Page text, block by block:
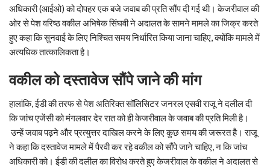
अधिकारी (आईओ) को दोपहर एक बजे जवाब की प्रति सौंप दी गई थी। केजरीवाल की
ओर से पेश वरिष्ठ वकील अभिषेक सिंघवी ने अदालत के सामने मामले का जिक्र करते
हुए कहा कि सुनवाई के लिए निश्चित समय निर्धारित किया जाना चाहिए, क्योंकि मामले में
अत्यधिक तात्कालिकता है।
वकील को दस्तावेज सौंपे जाने की मांग
हालांकि, ईडी की तरफ से पेश अतिरिक्त सॉलिसिटर जनरल एसवी राजू ने दलील दी
कि जांच एजेंसी को मंगलवार देर रात को ही केजरीवाल के जवाब की प्रति मिली है।
उन्हें जवाब पढ़ने और प्रत्युत्तर दाखिल करने के लिए कुछ समय की जरूरत है। राजू
ने कहा कि दस्तावेज मामले में पैरवी कर रहे वकील को सौंपे जाने चाहिए, न कि जांच
अधिकारी को। ईडी की दलील का विरोध करते हुए केजरीवाल के वकील ने अदालत से